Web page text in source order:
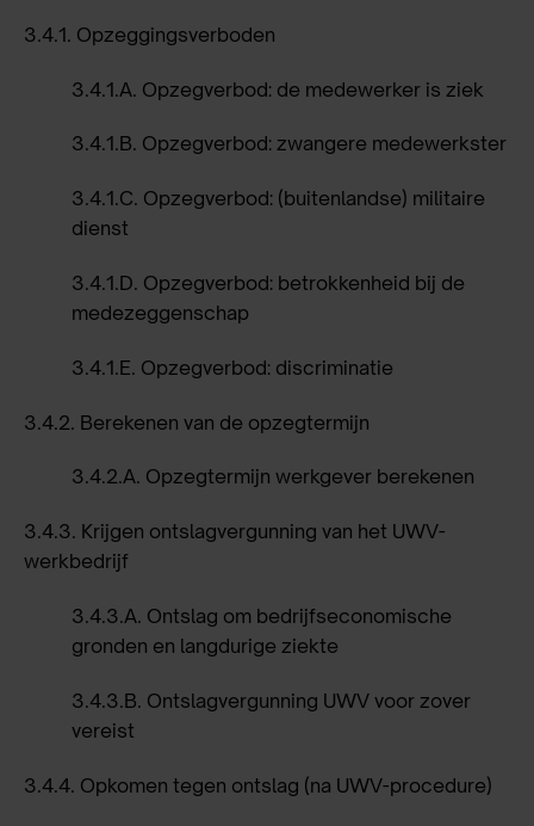
3.4.1. Opzeggingsverboden
3.4.1.A. Opzegverbod: de medewerker is ziek
3.4.1.B. Opzegverbod: zwangere medewerkster
3.4.1.C. Opzegverbod: (buitenlandse) militaire
dienst
3.4.1.D. Opzegverbod: betrokkenheid bij de
medezeggenschap
3.4.1.E. Opzegverbod: discriminatie
3.4.2. Berekenen van de opzegtermijn
3.4.2.A. Opzegtermijn werkgever berekenen
3.4.3. Krijgen ontslagvergunning van het UWV-
werkbedrijf
3.4.3.A. Ontslag om bedrijfseconomische
gronden en langdurige ziekte
3.4.3.B. Ontslagvergunning UWV voor zover
vereist
3.4.4. Opkomen tegen ontslag (na UWV-procedure)